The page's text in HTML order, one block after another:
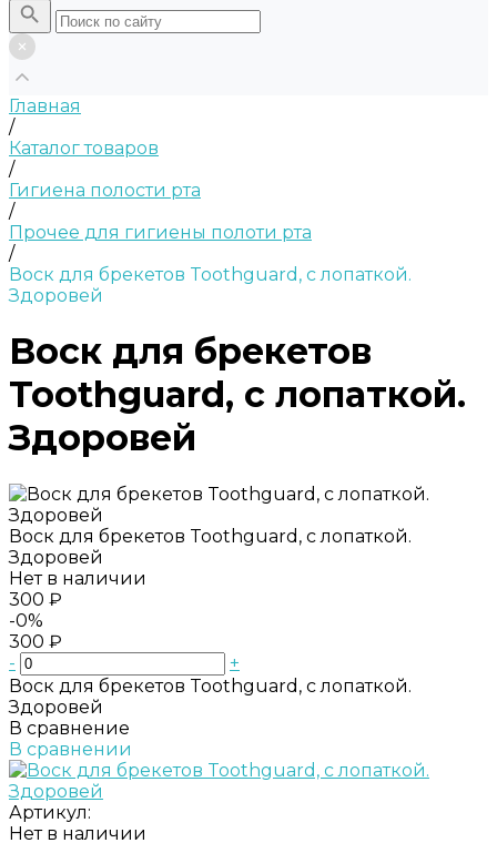
Главная
/
Каталог товаров
/
Гигиена полости рта
/
Прочее для гигиены полоти рта
/
Воск для брекетов Toothguard, с лопаткой.
Здоровей
Воск для брекетов
Toothguard, с лопаткой.
Здоровей
Воск для брекетов Toothguard, с лопаткой.
Здоровей
Нет в наличии
300 ₽
-0%
300 ₽
-
+
Воск для брекетов Toothguard, с лопаткой.
Здоровей
В сравнение
В сравнении
Артикул:
Нет в наличии